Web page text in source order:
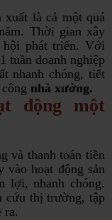
là cả một quá
Thời gian xây
phát triển. Với
tuần doanh nghiệp
nhanh chóng, tiết
nhà xưởng.
động một
và thanh toán tiền
vào hoạt động sản
lợi, nhanh chóng.
cứu thị trường, tập
ra.